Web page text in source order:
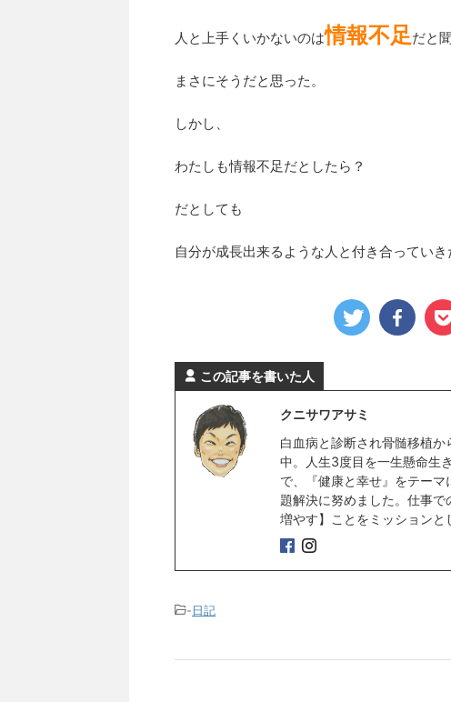
人と上手くいかないのは情報不足だと
まさにそうだと思った。
しかし、
わたしも情報不足だとしたら？
だとしても
自分が成長出来るような人と付き合っていき
この記事を書いた人
クニサワアサミ
白血病と診断され骨髄移植
中。人生3度目を一生懸命生
で、『健康と幸せ』をテー
題解決に努めました。仕事
増やす】ことをミッションと
-日記